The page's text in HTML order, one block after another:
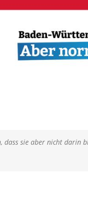
dass sie aber nicht darin